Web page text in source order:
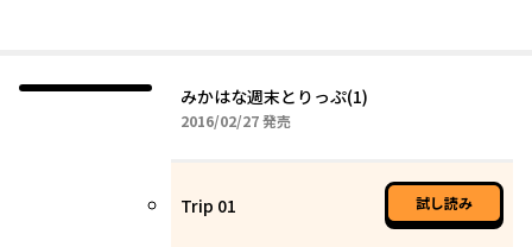
みかはな週末とりっぷ(1)
2016/02/272016年02月27日
発売
Trip 01 試し読み